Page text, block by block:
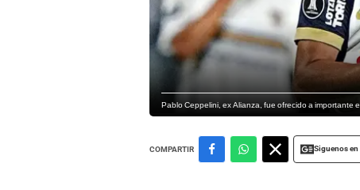
Pablo Ceppelini, ex Alianza, fue ofrecido a importante
COMPARTIR Siguenos en